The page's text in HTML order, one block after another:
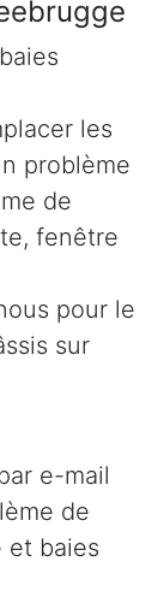
les
problème
de
fenêtre
pour le
sur
e-mail
de
et baies